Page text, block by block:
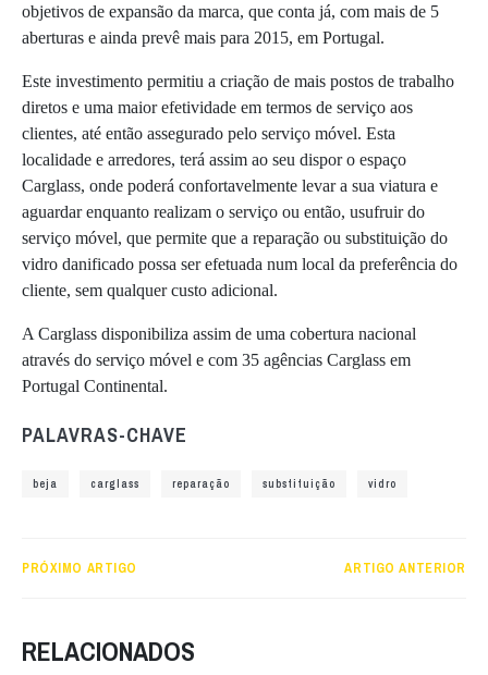
objetivos de expansão da marca, que conta já, com mais de 5
aberturas e ainda prevê mais para 2015, em Portugal.
Este investimento permitiu a criação de mais postos de trabalho
diretos e uma maior efetividade em termos de serviço aos
clientes, até então assegurado pelo serviço móvel. Esta
localidade e arredores, terá assim ao seu dispor o espaço
Carglass, onde poderá confortavelmente levar a sua viatura e
aguardar enquanto realizam o serviço ou então, usufruir do
serviço móvel, que permite que a reparação ou substituição do
vidro danificado possa ser efetuada num local da preferência do
cliente, sem qualquer custo adicional.
A Carglass disponibiliza assim de uma cobertura nacional
através do serviço móvel e com 35 agências Carglass em
Portugal Continental.
PALAVRAS-CHAVE
beja carglass reparação substituição vidro
PRÓXIMO ARTIGO ARTIGO ANTERIOR
RELACIONADOS